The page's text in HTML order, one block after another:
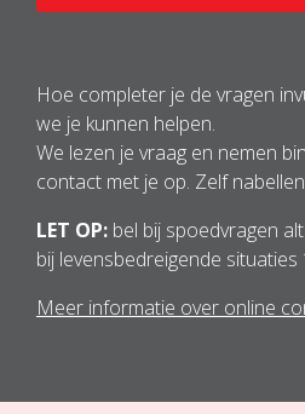
Hoe completer je de vragen
we je kunnen helpen.
We lezen je vraag en nemen
contact met je op. Zelf
LET OP: bel bij spoedvragen
bij levensbedreigende situaties
Meer informatie over online